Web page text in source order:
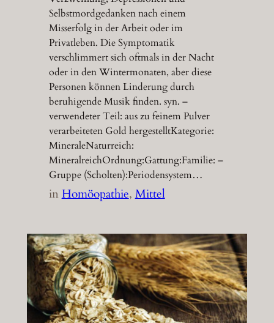
Selbstmordgedanken nach einem
Misserfolg in der Arbeit oder im
Privatleben. Die Symptomatik
verschlimmert sich oftmals in der Nacht
oder in den Wintermonaten, aber diese
Personen können Linderung durch
beruhigende Musik finden. syn. –
verwendeter Teil: aus zu feinem Pulver
verarbeiteten Gold hergestelltKategorie:
MineraleNaturreich:
MineralreichOrdnung:Gattung:Familie: –
Gruppe (Scholten):Periodensystem…
inHomöopathie, Mittel